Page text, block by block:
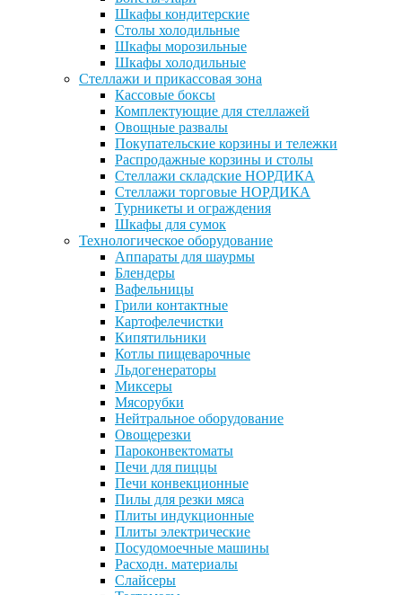
Шкафы кондитерские
Столы холодильные
Шкафы морозильные
Шкафы холодильные
Стеллажи и прикассовая зона
Кассовые боксы
Комплектующие для стеллажей
Овощные развалы
Покупательские корзины и тележки
Распродажные корзины и столы
Стеллажи складские НОРДИКА
Стеллажи торговые НОРДИКА
Турникеты и ограждения
Шкафы для сумок
Технологическое оборудование
Аппараты для шаурмы
Блендеры
Вафельницы
Грили контактные
Картофелечистки
Кипятильники
Котлы пищеварочные
Льдогенераторы
Миксеры
Мясорубки
Нейтральное оборудование
Овощерезки
Пароконвектоматы
Печи для пиццы
Печи конвекционные
Пилы для резки мяса
Плиты индукционные
Плиты электрические
Посудомоечные машины
Расходн. материалы
Слайсеры